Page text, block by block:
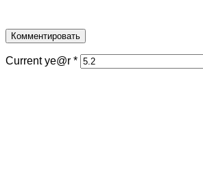
Current ye@r *